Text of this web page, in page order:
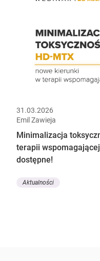
31.03.2026
Emil Zawieja
Minimalizacja
terapii
dostępne!
Aktualności